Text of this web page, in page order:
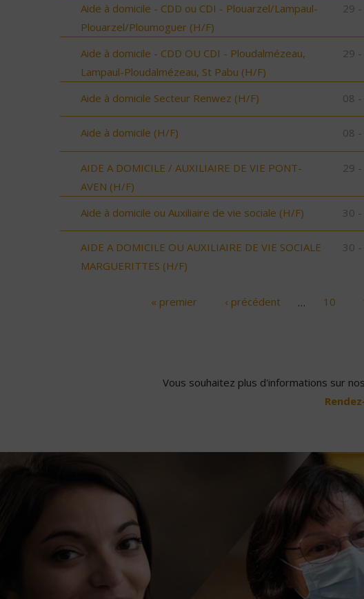
Aide à domicile - CDD ou CDI - Plouarzel/Lampaul-
Plouarzel/Ploumoguer (H/F)
29
Aide à domicile - CDD OU CDI - Ploudalmézeau,
Lampaul-Ploudalmézeau, St Pabu (H/F)
29
Aide à domicile Secteur Renwez (H/F) 08 -
Aide à domicile (H/F) 08 -
AIDE A DOMICILE / AUXILIAIRE DE VIE PONT-
AVEN (H/F)
29
Aide à domicile ou Auxiliaire de vie sociale (H/F) 30
AIDE A DOMICILE OU AUXILIAIRE DE VIE SOCIALE
MARGUERITTES (H/F)
30 -
« premier ‹ précédent … 10
Vous souhaitez plus d'informations sur